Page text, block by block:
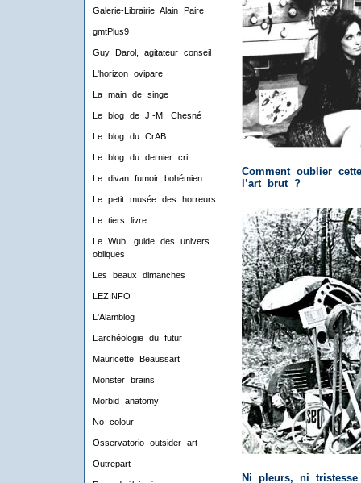
Galerie-Librairie Alain Paire
gmtPlus9
Guy Darol, agitateur conseil
L'horizon ovipare
La main de singe
Le blog de J.-M. Chesné
Le blog du CrAB
Le blog du dernier cri
Le divan fumoir bohémien
Le petit musée des horreurs
Le tiers livre
Le Wub, guide des univers
obliques
Les beaux dimanches
LEZINFO
L'Alamblog
L’archéologie du futur
Mauricette Beaussart
Monster brains
Morbid anatomy
No colour
Osservatorio outsider art
Outrepart
Comment oublier
l’art brut ?
Ni pleurs, ni